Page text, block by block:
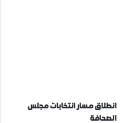
انطلاق مسار انتخابات مجلس
الصحافة